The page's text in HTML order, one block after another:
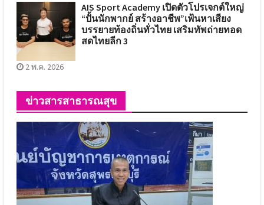
AIS Sport Academy เปิดตัวโปรเจกต์ใหญ่
“ปั้นนักพากย์ สร้างอาชีพ”เฟ้นหาเสียง
บรรยายท้องถิ่นทั่วไทย เสริมทัพถ่ายทอด
สดไทยลีก 3
2 พ.ค. 2026
ข่าวสารสาธารณสุข